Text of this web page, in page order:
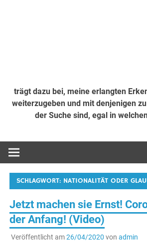
trägt dazu bei, meine erlangten
weiterzugeben und mit denjenigen
der Suche sind, egal in
SCHLAGWORT: NATIONALITÄT ODER
Jetzt machen sie Ernst!
der Anfang! (Video)
Veröffentlicht am26/04/2020 von admin